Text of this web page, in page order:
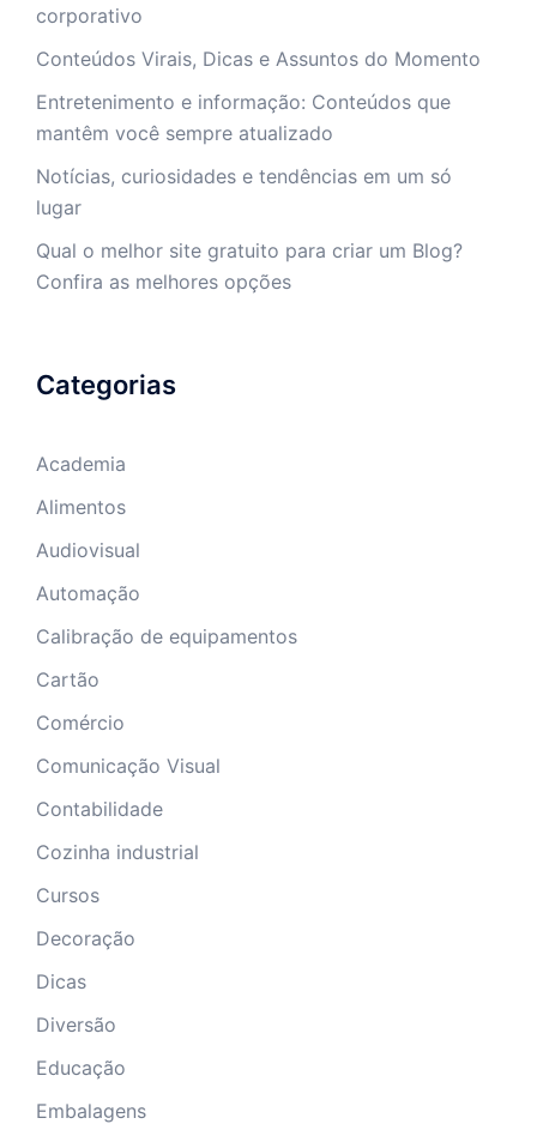
corporativo
Conteúdos Virais, Dicas e Assuntos do Momento
Entretenimento e informação: Conteúdos que
mantêm você sempre atualizado
Notícias, curiosidades e tendências em um só
lugar
Qual o melhor site gratuito para criar um Blog?
Confira as melhores opções
Categorias
Academia
Alimentos
Audiovisual
Automação
Calibração de equipamentos
Cartão
Comércio
Comunicação Visual
Contabilidade
Cozinha industrial
Cursos
Decoração
Dicas
Diversão
Educação
Embalagens